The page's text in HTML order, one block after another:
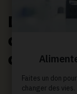
Dan
celle de